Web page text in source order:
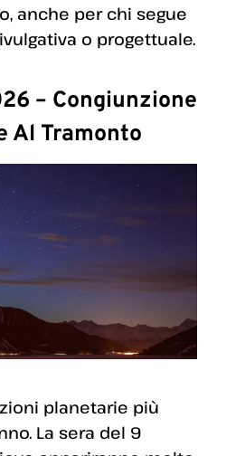
anche per chi segue
o progettuale.
– Congiunzione
Al Tramonto
planetarie più
La sera del 9